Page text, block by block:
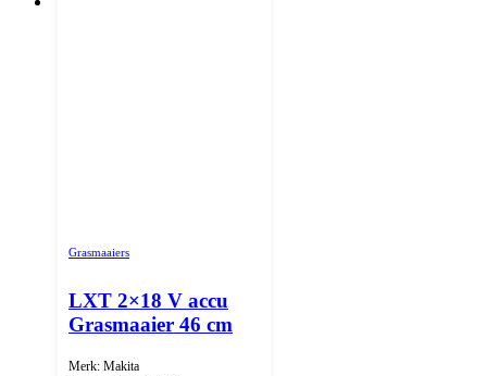
Grasmaaiers
LXT 2×18 V accu
Grasmaaier 46 cm
Merk: Makita